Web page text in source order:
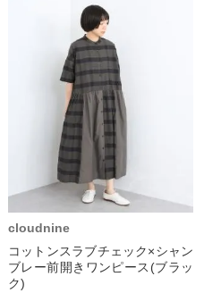
cloudnine
コットンスラブチェック×シャン
ブレー前開きワンピース(ブラッ
ク)